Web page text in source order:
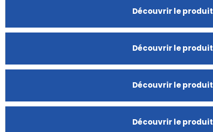
Découvrir le produit
Découvrir le produit
Découvrir le produit
Découvrir le produit